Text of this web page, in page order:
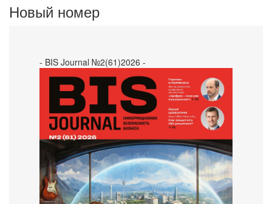
Новый номер
- BIS Journal №2(61)2026 -